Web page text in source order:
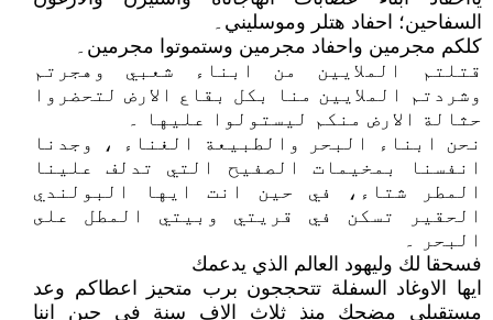
السفاحين؛ احفاد هتلر وموسليني۔
كلكم مجرمين واحفاد مجرمين وستموتوا مجرمين۔
قتلتم الملايين من ابناء شعبي وهجرتم
وشردتم الملايين منا بكل بقاع الارض لتحضروا
حثالة الارض منكم ليستولوا عليها ۔
نحن ابناء البحر والطبيعة الغناء ، وجدنا
انفسنا بمخيمات الصفيح التي تدلف علينا
المطر شتاء، في حين انت ايها البولندي
الحقير تسكن في قريتي وبيتي المطل على
البحر ۔
فسحقا لك وليهود العالم الذي يدعمك
ايها الاوغاد السفلة تتحججون برب متحيز اعطاكم وعد
مستقبلي مضحك منذ ثلاث الاف سنة في حين اننا